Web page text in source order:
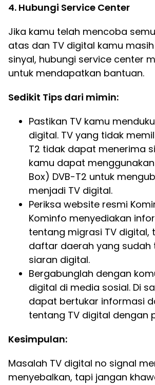
4. Hubungi Service Center
Jika kamu telah mencoba
atas dan TV digital kamu
sinyal, hubungi service center
untuk mendapatkan bantuan.
Sedikit Tips dari mimin:
Pastikan TV kamu
digital. TV yang tidak
T2 tidak dapat menerima
kamu dapat menggunakan
Box) DVB-T2 untuk
menjadi TV digital.
Periksa website resmi
Kominfo menyediakan
tentang migrasi TV digital,
daftar daerah yang sudah
siaran digital.
Bergabunglah dengan
digital di media sosial. Di
dapat bertukar informasi
tentang TV digital dengan
Kesimpulan:
Masalah TV digital no signal
menyebalkan, tapi jangan